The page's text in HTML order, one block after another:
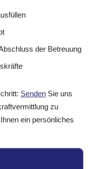
der Betreuung
Senden Sie uns
zu
ein persönliches